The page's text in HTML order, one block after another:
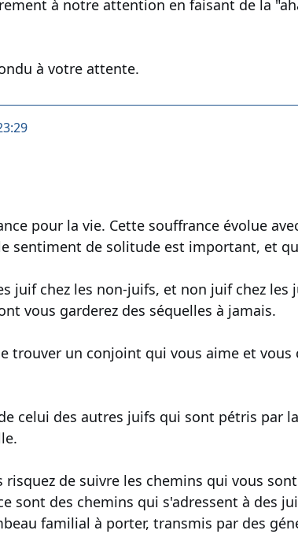
à notre attention en faisant de la
à votre attente.
pour la vie. Cette souffrance évolue
sentiment de solitude est important, et
juif chez les non-juifs, et non juif chez
vous garderez des séquelles à jamais.
trouver un conjoint qui vous aime et
celui des autres juifs qui sont pétris par
risquez de suivre les chemins qui vous
sont des chemins qui s'adressent à des
familial à porter, transmis par des